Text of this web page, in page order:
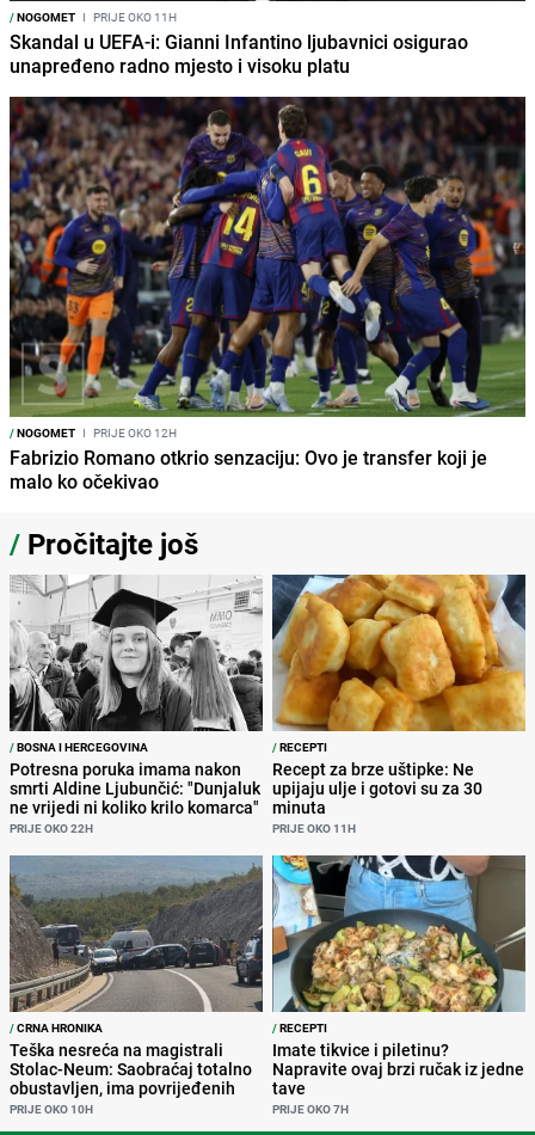
/NOGOMET I PRIJE OKO 11H
Skandal u UEFA-i: Gianni Infantino ljubavnici osigurao
unapređeno radno mjesto i visoku platu
/NOGOMET I PRIJE OKO 12H
Fabrizio Romano otkrio senzaciju: Ovo je transfer koji je
malo ko očekivao
/ Pročitajte još
/BOSNA I HERCEGOVINA
Potresna poruka imama nakon
smrti Aldine Ljubunčić: "Dunjaluk
ne vrijedi ni koliko krilo komarca"
PRIJE OKO 22H
/RECEPTI
Recept za brze uštipke: Ne
upijaju ulje i gotovi su za 30
minuta
PRIJE OKO 11H
/CRNA HRONIKA
Teška nesreća na magistrali
Stolac-Neum: Saobraćaj totalno
obustavljen, ima povrijeđenih
PRIJE OKO 10H
/RECEPTI
Imate tikvice i piletinu?
Napravite ovaj brzi ručak iz jedne
tave
PRIJE OKO 7H